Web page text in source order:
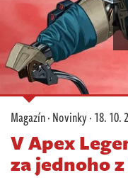
Soutěže
Databáze
Komunita
Redakce
Živě
Magazín·Novinky·18. 10.
V Apex
za jednoho